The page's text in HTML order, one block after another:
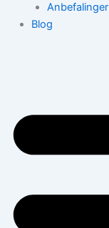
Anbefalinger
Blog